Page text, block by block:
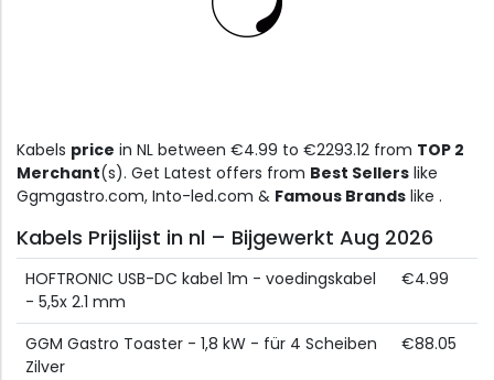
Kabels price in NL between €4.99 to €2293.12 from TOP 2
Merchant(s). Get Latest offers from Best Sellers like
Ggmgastro.com, Into-led.com & Famous Brands like .
Kabels Prijslijst in nl – Bijgewerkt Aug 2026
HOFTRONIC USB-DC kabel 1m - voedingskabel
- 5,5x 2.1 mm
€4.99
GGM Gastro Toaster - 1,8 kW - für 4 Scheiben
Zilver
€88.05